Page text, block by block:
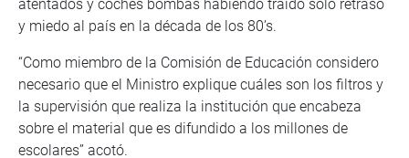
atentados y coches bombas habiendo traído solo retraso
y miedo al país en la década de los 80’s.
“Como miembro de la Comisión de Educación considero
necesario que el Ministro explique cuáles son los filtros y
la supervisión que realiza la institución que encabeza
sobre el material que es difundido a los millones de
escolares” acotó.